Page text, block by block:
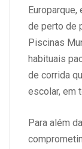
Europarque,
de perto de
Piscinas
habituais
de corrida
escolar, em
Para além